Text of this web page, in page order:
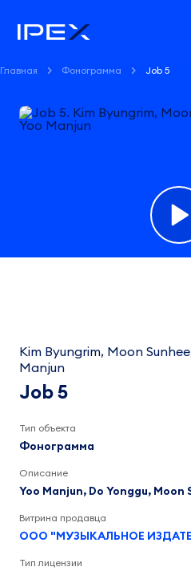
Главная Фонограмма Job 5
Moon
Yonggu,
Manjun
3:55
Kim Byungrim, Moon
Manjun
Job 5
Тип объекта
Фонограмма
Описание
Yoo Manjun, Do Yonggu, Moon
Витрина продавца
ООО "МУЗЫКАЛЬНОЕ
Тип лицензии